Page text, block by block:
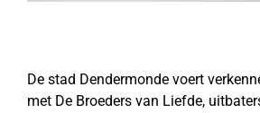
De stad Dendermonde voert
met De Broeders van Liefde,